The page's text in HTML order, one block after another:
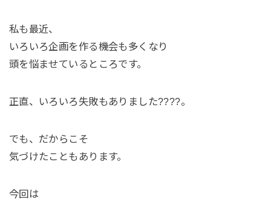
私も最近、
いろいろ企画を作る機会も多くなり
頭を悩ませているところです。
正直、いろいろ失敗もありました????。
でも、だからこそ
気づけたこともあります。
今回は